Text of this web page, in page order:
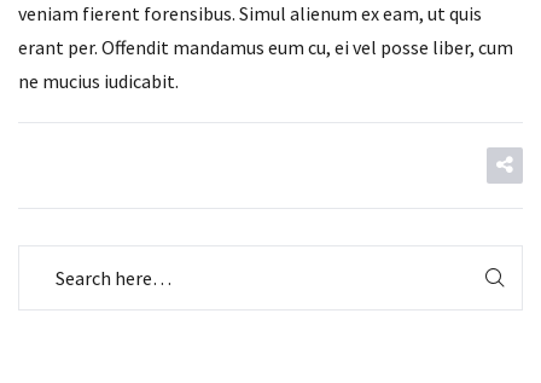
veniam fierent forensibus. Simul alienum ex eam, ut quis
erant per. Offendit mandamus eum cu, ei vel posse liber, cum
ne mucius iudicabit.